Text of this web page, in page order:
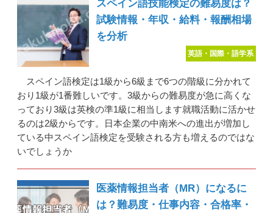
スペイン語技能検定の難易度は？
試験情報・年収・給料・報酬相場
を分析
英語・国際・語学系
スペイン語検定は1級から6級まで6つの階級に分かれて
おり1級が1番難しいです。3級からの難易度が急に高くな
っており3級は英検の準1級に相当します就職活動に活かせ
るのは2級からです。日本企業の中南米への進出が増加し
ている中スペイン語検定を受験される方も増えるのではな
いでしょうか
医薬情報担当者（MR）になるに
は？難易度・仕事内容・合格率・